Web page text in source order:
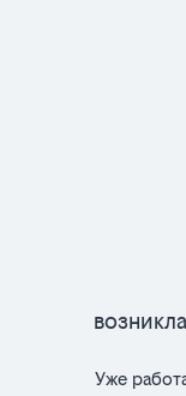
Уже